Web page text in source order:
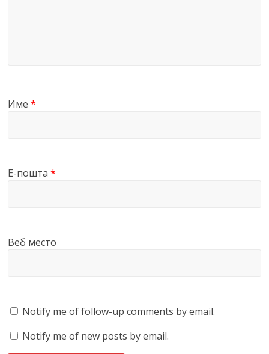
Име*
Е-пошта*
Веб место
Notify me of follow-up comments by email.
Notify me of new posts by email.